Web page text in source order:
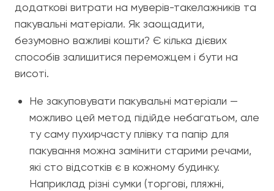
додаткові витрати на муверів-такелажників та
пакувальні матеріали. Як заощадити,
безумовно важливі кошти? Є кілька дієвих
способів залишитися переможцем і бути на
висоті.
Не закуповувати пакувальні матеріали —
можливо цей метод підійде небагатьом, але
ту саму пухирчасту плівку та папір для
пакування можна замінити старими речами,
які сто відсотків є в кожному будинку.
Наприклад різні сумки (торгові, пляжні,